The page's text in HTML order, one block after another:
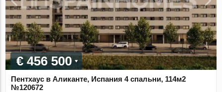
€ 456 500
Пентхаус в Аликанте, Испания 4 спальни, 114м2
№120672